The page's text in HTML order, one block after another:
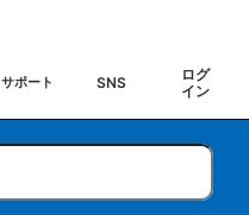
サポート SNS
ログ
イン